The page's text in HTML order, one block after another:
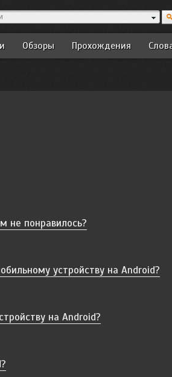
Обзоры Прохождения
не понравилось?
устройству на Android?
на Android?